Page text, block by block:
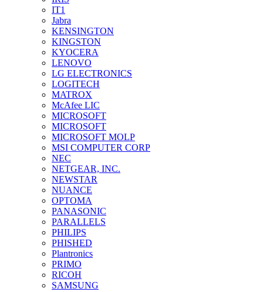
IT1
Jabra
KENSINGTON
KINGSTON
KYOCERA
LENOVO
LG ELECTRONICS
LOGITECH
MATROX
McAfee LIC
MICROSOFT
MICROSOFT
MICROSOFT MOLP
MSI COMPUTER CORP
NEC
NETGEAR, INC.
NEWSTAR
NUANCE
OPTOMA
PANASONIC
PARALLELS
PHILIPS
PHISHED
Plantronics
PRIMO
RICOH
SAMSUNG